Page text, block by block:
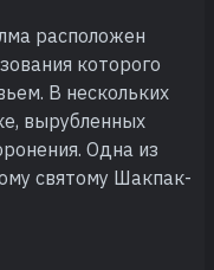
расположен
которого
В нескольких
вырубленных
Одна из
святому Шакпак-